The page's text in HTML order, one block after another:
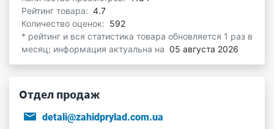
Рейтинг товара: 4.7
Количество оценок: 592
* рейтинг и вся статистика товара обновляется 1 раз в
месяц; информация актуальна на 05 августа 2026
Отдел продаж
detali@zahidprylad.com.ua